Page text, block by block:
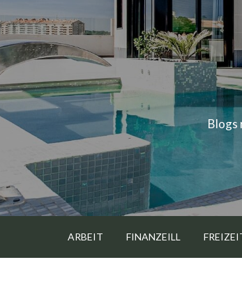
Blogs
ARBEIT FINANZEILL